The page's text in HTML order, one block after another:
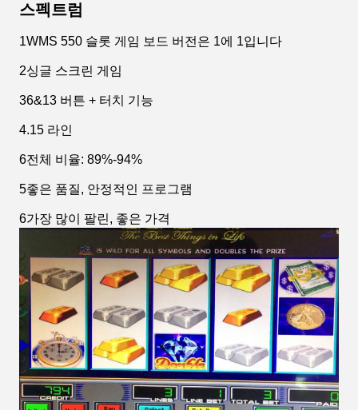
스펙트럼
1WMS 550 슬롯 게임 보드 버전은 1에 1입니다
2싱글 스크린 게임
36&13 버튼 + 터치 기능
4.15 라인
6전체 비율: 89%-94%
5좋은 품질, 안정적인 프로그램
6가장 많이 팔린, 좋은 가격